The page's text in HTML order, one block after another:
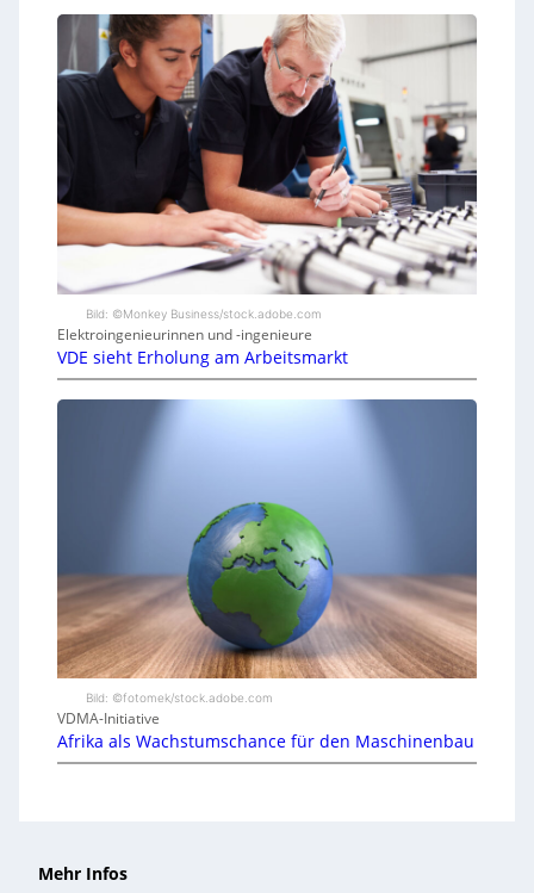
Bild: ©Monkey Business/stock.adobe.com
Elektroingenieurinnen und -ingenieure
VDE sieht Erholung am Arbeitsmarkt
Bild: ©fotomek/stock.adobe.com
VDMA-Initiative
Afrika als Wachstumschance für den Maschinenbau
Mehr Infos